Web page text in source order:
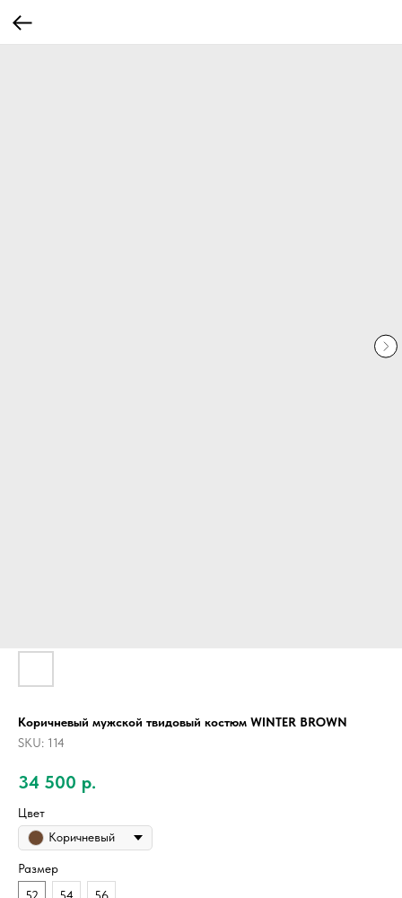
Коричневый мужской твидовый костюм WINTER BROWN
SKU: 114
34 500 р.
Цвет
Коричневый
Размер